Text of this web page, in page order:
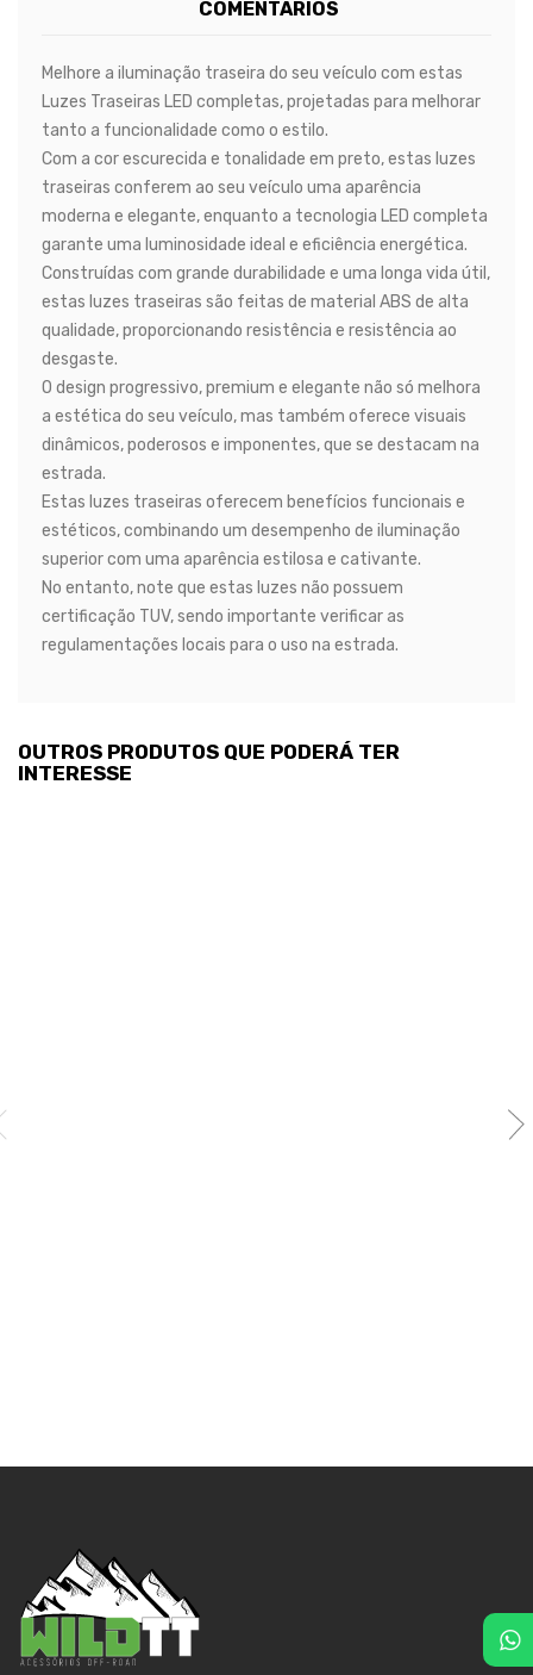
COMENTÁRIOS
Melhore a iluminação traseira do seu veículo com estas
Luzes Traseiras LED completas, projetadas para melhorar
tanto a funcionalidade como o estilo.
Com a cor escurecida e tonalidade em preto, estas luzes
traseiras conferem ao seu veículo uma aparência
moderna e elegante, enquanto a tecnologia LED completa
garante uma luminosidade ideal e eficiência energética.
Construídas com grande durabilidade e uma longa vida útil,
estas luzes traseiras são feitas de material ABS de alta
qualidade, proporcionando resistência e resistência ao
desgaste.
O design progressivo, premium e elegante não só melhora
a estética do seu veículo, mas também oferece visuais
dinâmicos, poderosos e imponentes, que se destacam na
estrada.
Estas luzes traseiras oferecem benefícios funcionais e
estéticos, combinando um desempenho de iluminação
superior com uma aparência estilosa e cativante.
No entanto, note que estas luzes não possuem
certificação TUV, sendo importante verificar as
regulamentações locais para o uso na estrada.
OUTROS PRODUTOS QUE PODERÁ TER
INTERESSE